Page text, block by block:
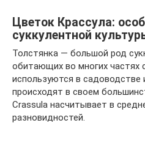
Цветок Крассула:
суккулентной
Толстянка — большой род
обитающих во многих частях
используются в садоводстве
происходят в своем
Crassula насчитывает в
разновидностей.